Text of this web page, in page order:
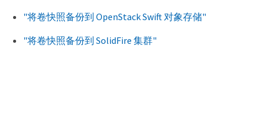
"将卷快照备份到 OpenStack Swift 对象存储"
"将卷快照备份到 SolidFire 集群"